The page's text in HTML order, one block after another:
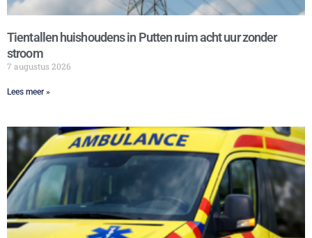
Tientallen huishoudens in Putten ruim acht uur zonder
stroom
7 augustus 2026
Lees meer »